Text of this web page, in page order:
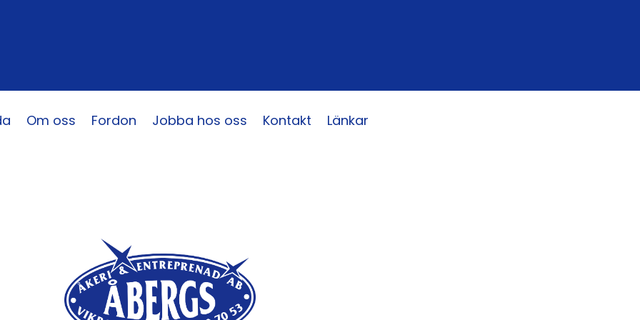
Om oss Fordon Jobba hos oss Kontakt Länkar